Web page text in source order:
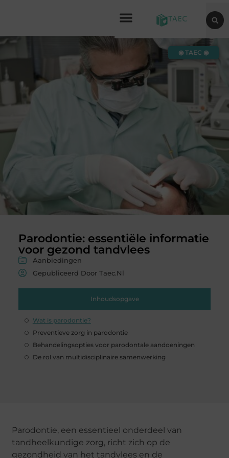
Parodontie: essentiële informatie
voor gezond tandvlees
Aanbiedingen
Gepubliceerd Door Taec.nl
Inhoudsopgave
Wat is parodontie?
Preventieve zorg in parodontie
Behandelingsopties voor parodontale aandoeningen
De rol van multidisciplinaire samenwerking
◉ TAEC ◉
Parodontie, een essentieel onderdeel van
tandheelkundige zorg, richt zich op de
gezondheid van het tandvlees en de